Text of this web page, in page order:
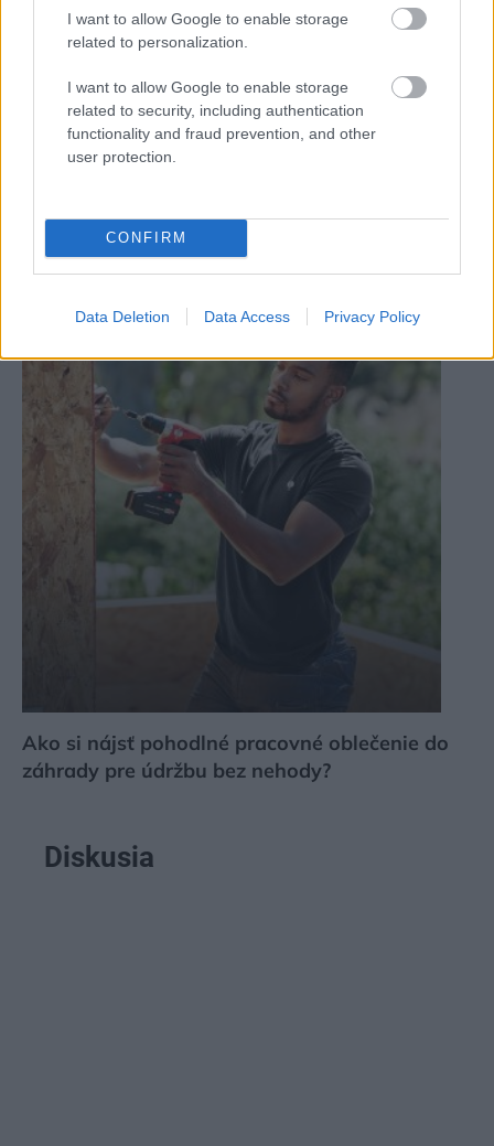
I want to allow Google to enable storage
related to personalization.
I want to allow Google to enable storage
related to security, including authentication
functionality and fraud prevention, and other
user protection.
CONFIRM
Data Deletion Data Access Privacy Policy
Záhradkári, pozor! Viete, čo všetko máte urobiť
Ako si nájsť pohodlné pracovné oblečenie do
záhrady pre údržbu bez nehody?
Diskusia